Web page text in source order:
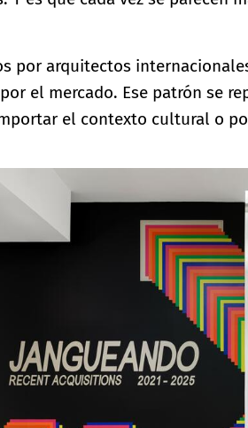
por arquitectos
el mercado. Ese patrón se
el contexto cultural o